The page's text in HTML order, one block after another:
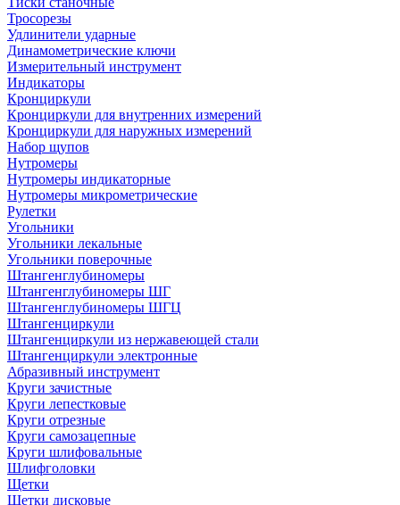
Тросорезы
Удлинители ударные
Динамометрические ключи
Измерительный инструмент
Индикаторы
Кронциркули
Кронциркули для внутренних измерений
Кронциркули для наружных измерений
Набор щупов
Нутромеры
Нутромеры индикаторные
Нутромеры микрометрические
Рулетки
Угольники
Угольники лекальные
Угольники поверочные
Штангенглубиномеры
Штангенглубиномеры ШГ
Штангенглубиномеры ШГЦ
Штангенциркули
Штангенциркули из нержавеющей стали
Штангенциркули электронные
Абразивный инструмент
Круги зачистные
Круги лепестковые
Круги отрезные
Круги самозацепные
Круги шлифовальные
Шлифголовки
Щетки
Щетки дисковые